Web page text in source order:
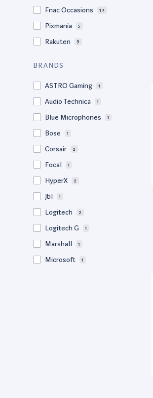
Fnac Occasions 17
Pixmania 5
Rakuten 9
BRANDS
ASTRO Gaming 1
Audio Technica 1
Blue Microphones 1
Bose 1
Corsair 2
Focal 1
HyperX 2
Jbl 1
Logitech 2
Logitech G 1
Marshall 1
Microsoft 1